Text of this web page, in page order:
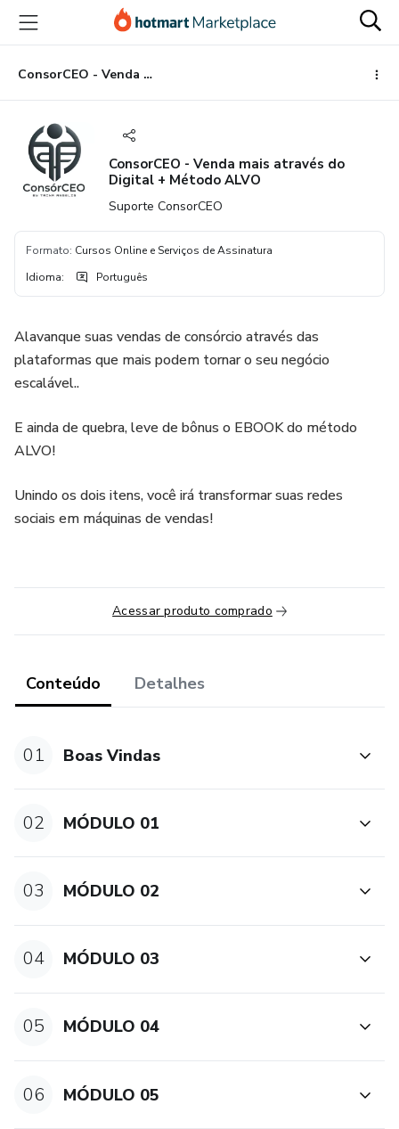
para
conteúdo
principal
para
pagamento
para
rodapé
ConsorCEO - Venda mais através do Digital + Método ALVO
ConsorCEO - Venda mais através do
Digital + Método ALVO
Suporte ConsorCEO
Formato: Cursos Online e Serviços de Assinatura
Idioma: Português
Alavanque suas vendas de consórcio através das
plataformas que mais podem tornar o seu negócio
escalável..
E ainda de quebra, leve de bônus o EBOOK do método
ALVO!
Unindo os dois itens, você irá transformar suas redes
sociais em máquinas de vendas!
Acessar produto comprado
Conteúdo Detalhes
01 Boas Vindas
02 MÓDULO 01
03 MÓDULO 02
04 MÓDULO 03
05 MÓDULO 04
06 MÓDULO 05